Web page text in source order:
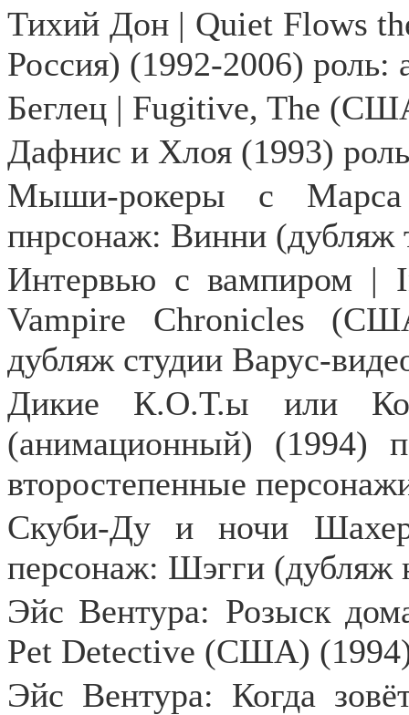
Тихий Дон | Quiet Flows
Россия) (1992-2006) роль:
Беглец | Fugitive, The
Дафнис и Хлоя (1993)
Мыши-рокеры с Марса
пнрсонаж: Винни (дубляж
Интервью с вампиром |
Vampire
Chronicles
дубляж студии Варус-
Дикие К.О.Т.ы или
(анимационный) (1994)
второстепенные
Скуби-Ду и ночи
персонаж: Шэгги (дубляж
Эйс Вентура: Розыск
Pet Detective (США)
Эйс Вентура: Когда